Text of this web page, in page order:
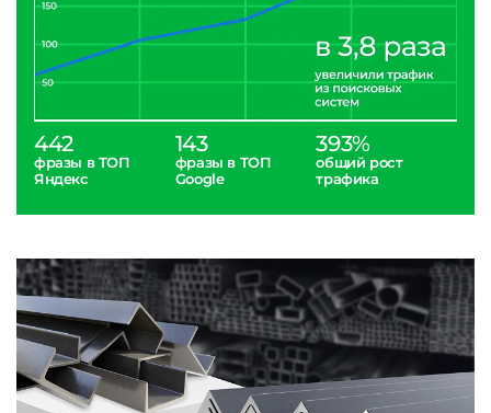
442
фразы в ТОП
Яндекс
143
фразы в ТОП
Google
393%
общий рост
трафика